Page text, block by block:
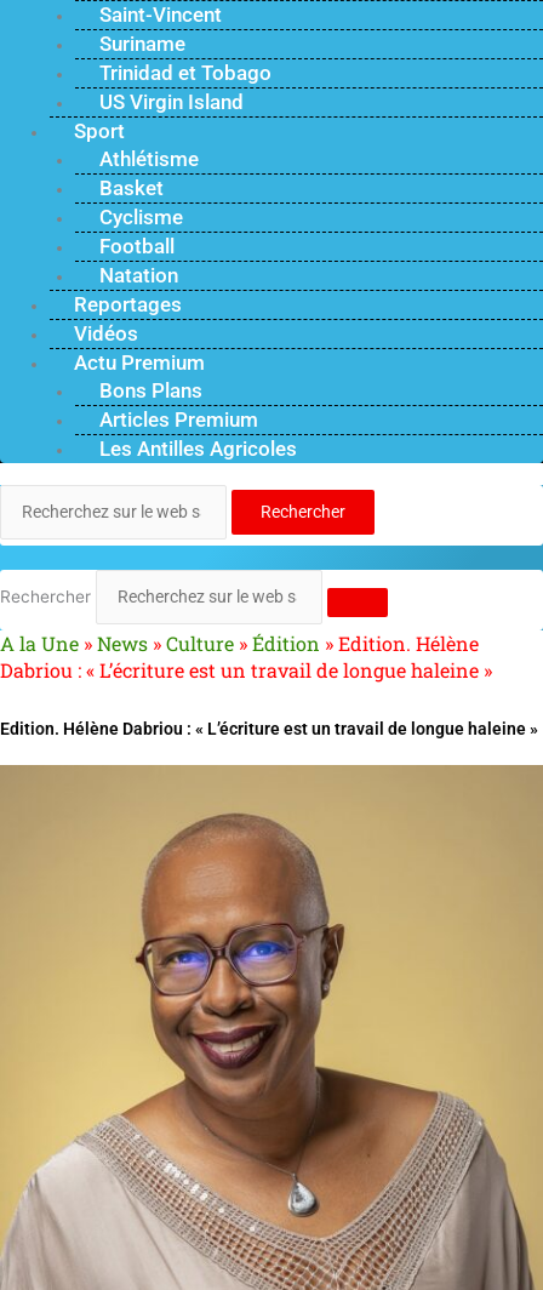
Saint-Vincent
Suriname
Trinidad et Tobago
US Virgin Island
Sport
Athlétisme
Basket
Cyclisme
Football
Natation
Reportages
Vidéos
Actu Premium
Bons Plans
Articles Premium
Les Antilles Agricoles
Rechercher
Rechercher
A la Une »News »Culture »Édition »Edition. Hélène
Dabriou : « L’écriture est un travail de longue haleine »
Edition. Hélène Dabriou : « L’écriture est un travail de longue haleine »